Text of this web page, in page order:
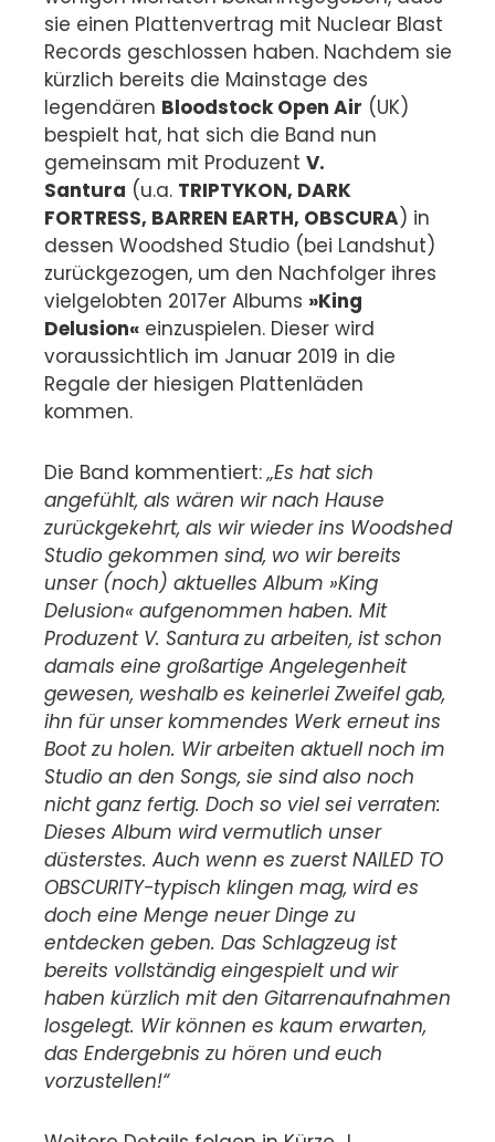
sie einen Plattenvertrag mit Nuclear Blast
Records geschlossen haben. Nachdem sie
kürzlich bereits die Mainstage des
legendären Bloodstock Open Air (UK)
bespielt hat, hat sich die Band nun
gemeinsam mit Produzent V.
Santura (u.a. TRIPTYKON, DARK
FORTRESS, BARREN EARTH, OBSCURA) in
dessen Woodshed Studio (bei Landshut)
zurückgezogen, um den Nachfolger ihres
vielgelobten 2017er Albums »King
Delusion« einzuspielen. Dieser wird
voraussichtlich im Januar 2019 in die
Regale der hiesigen Plattenläden
kommen.
Die Band kommentiert:„Es hat sich
angefühlt, als wären wir nach Hause
zurückgekehrt, als wir wieder ins Woodshed
Studio gekommen sind, wo wir bereits
unser (noch) aktuelles Album »King
Delusion« aufgenommen haben. Mit
Produzent V. Santura zu arbeiten, ist schon
damals eine großartige Angelegenheit
gewesen, weshalb es keinerlei Zweifel gab,
ihn für unser kommendes Werk erneut ins
Boot zu holen. Wir arbeiten aktuell noch im
Studio an den Songs, sie sind also noch
nicht ganz fertig. Doch so viel sei verraten:
Dieses Album wird vermutlich unser
düsterstes. Auch wenn es zuerst NAILED TO
OBSCURITY-typisch klingen mag, wird es
doch eine Menge neuer Dinge zu
entdecken geben. Das Schlagzeug ist
bereits vollständig eingespielt und wir
haben kürzlich mit den Gitarrenaufnahmen
losgelegt. Wir können es kaum erwarten,
das Endergebnis zu hören und euch
vorzustellen!“